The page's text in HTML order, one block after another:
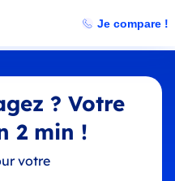
Je compare !
? Votre
2 min !
votre